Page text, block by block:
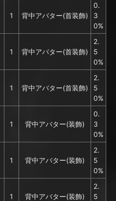
1 背中アバター(首装飾)
0.
3
0%
1 背中アバター(首装飾)
2.
5
0%
1 背中アバター(首装飾)
2.
5
0%
1 背中アバター(装飾)
0.
3
0%
1 背中アバター(装飾)
2.
5
0%
1 背中アバター(装飾)
2.
5